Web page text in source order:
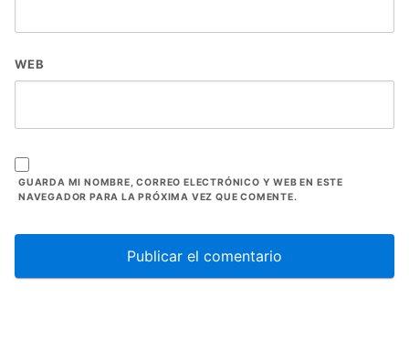
WEB
GUARDA MI NOMBRE, CORREO ELECTRÓNICO Y WEB EN ESTE
NAVEGADOR PARA LA PRÓXIMA VEZ QUE COMENTE.